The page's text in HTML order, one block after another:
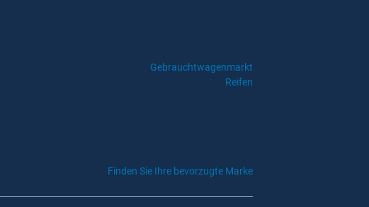
Gebrauchtwagenmarkt
Reifen
Finden Sie Ihre bevorzugte Marke